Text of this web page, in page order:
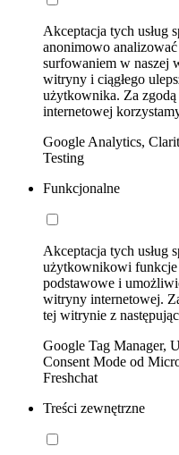
Akceptacja tych usług
anonimowo
surfowaniem w naszej
witryny i ciągłego
użytkownika. Za
internetowej
Google Analytics,
Testing
Funkcjonalne
Akceptacja tych usług
użytkownikowi funkcje
podstawowe i
witryny internetowej.
tej witrynie z
Google Tag Manager,
Consent Mode od
Freshchat
Treści zewnętrzne